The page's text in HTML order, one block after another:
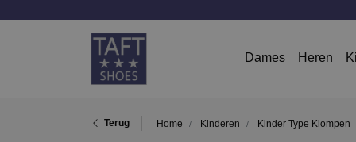
Dames Heren
Terug Home Kinderen Kinder Type Klompen